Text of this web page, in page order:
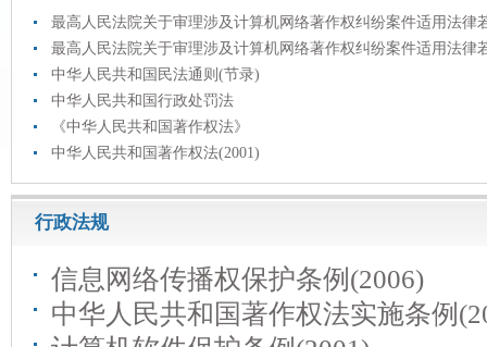
最高人民法院关于审理涉及计算机网络著作权纠纷案件适用法律
最高人民法院关于审理涉及计算机网络著作权纠纷案件适用法律
中华人民共和国民法通则(节录)
中华人民共和国行政处罚法
《中华人民共和国著作权法》
中华人民共和国著作权法(2001)
行政法规
信息网络传播权保护条例(2006)
中华人民共和国著作权法实施条例